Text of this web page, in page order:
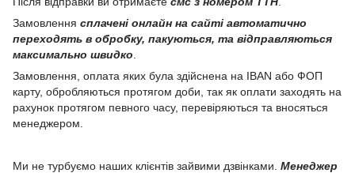
Замовлення сплачені онлайн на сайті автоматично
переходять в обробку, пакуються, та відправляються
максимально швидко
Замовлення, оплата яких була здійснена на IBAN або ФОП
карту, обробляються протягом доби, так як оплати заходять на
рахунок протягом певного часу, перевіряються та вносяться
менеджером.
Ми не турбуємо наших клієнтів зайвими дзвінками. Менеджер